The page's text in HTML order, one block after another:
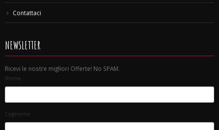
Contattaci
NEWSLETTER
Ricevi le nostre migliori Offerte! No SPAM.
Nome
Cognome